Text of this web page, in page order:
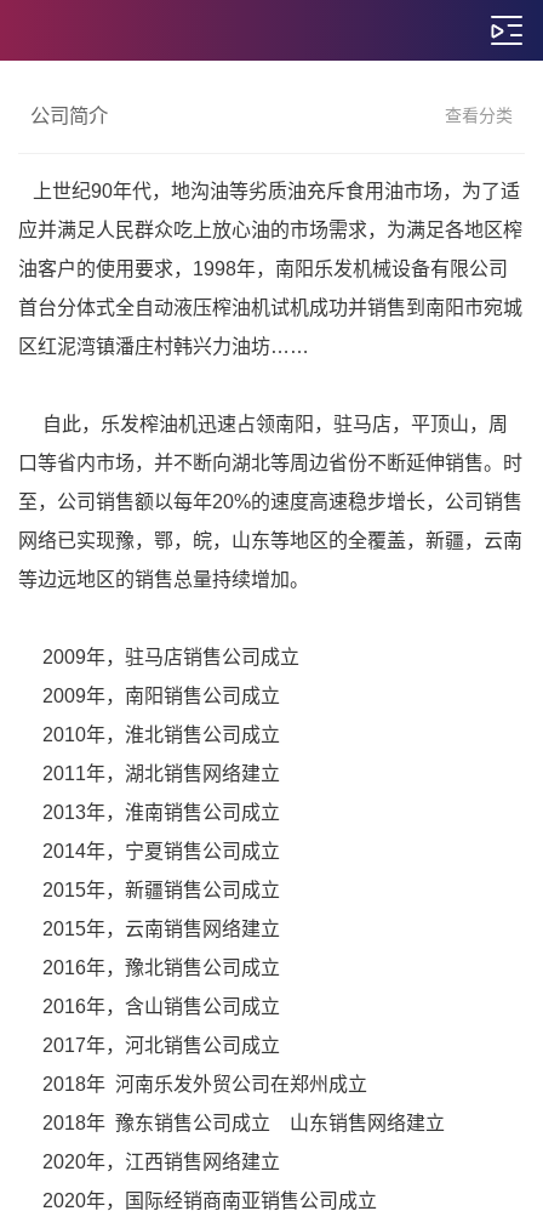
公司简介 查看分类
上世纪90年代，地沟油等劣质油充斥食用油市场，为了适
应并满足人民群众吃上放心油的市场需求，为满足各地区榨
油客户的使用要求，1998年，南阳乐发机械设备有限公司
首台分体式全自动液压榨油机试机成功并销售到南阳市宛城
区红泥湾镇潘庄村韩兴力油坊……
自此，乐发榨油机迅速占领南阳，驻马店，平顶山，周
口等省内市场，并不断向湖北等周边省份不断延伸销售。时
至，公司销售额以每年20%的速度高速稳步增长，公司销售
网络已实现豫，鄂，皖，山东等地区的全覆盖，新疆，云南
等边远地区的销售总量持续增加。
2009年，驻马店销售公司成立
2009年，南阳销售公司成立
2010年，淮北销售公司成立
2011年，湖北销售网络建立
2013年，淮南销售公司成立
2014年，宁夏销售公司成立
2015年，新疆销售公司成立
2015年，云南销售网络建立
2016年，豫北销售公司成立
2016年，含山销售公司成立
2017年，河北销售公司成立
2018年 河南乐发外贸公司在郑州成立
2018年 豫东销售公司成立 山东销售网络建立
2020年，江西销售网络建立
2020年，国际经销商南亚销售公司成立